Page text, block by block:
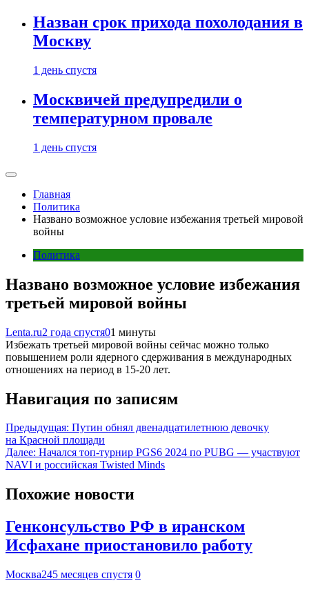
Назван срок прихода похолодания в
Москву
1 день спустя
Москвичей предупредили о
температурном провале
1 день спустя
Главная
Политика
Названо возможное условие избежания третьей мировой
войны
Политика
Названо возможное условие избежания
третьей мировой войны
Lenta.ru2 года спустя01 минуты
Избежать третьей мировой войны сейчас можно только
повышением роли ядерного сдерживания в международных
отношениях на период в 15-20 лет.
Навигация по записям
Предыдущая: Путин обнял двенадцатилетнюю девочку
на Красной площади
Далее: Начался топ-турнир PGS6 2024 по PUBG — участвуют
NAVI и российская Twisted Minds
Похожие новости
Генконсульство РФ в иранском
Исфахане приостановило работу
Москва245 месяцев спустя 0